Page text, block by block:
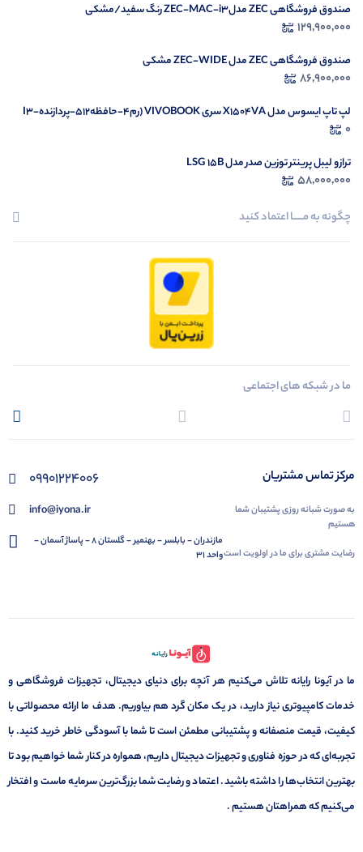
صندوق فروشگاهی ZEC مدلZEC-MAC-i3 رنگ سفید/مشکی
129,900,000
صندوق فروشگاهی ZEC مدل ZEC-WIDE مشکی
86,900,000
لپ تاپ ایسوس مدل X1504VA سری VIVOBOOK (رم4-حافظه512-پردازندهI3-
1335U)
0
ترازو لیبل پرینتر توزین صدر مدل LSG 15B
58,000,000
چگونه به مــــــا اعتماد کنید
ما در شبکه های اجتماعی
مرکز تماس مشتریان
به صورت شبانه روزی پشتیبان شما
هستیم
رضایت مشتری برای ما در اولویت است
09901224006
info@iyona.ir
مازندران - بابلسر - بهنمیر - گلستان 8 - پاساژ آسمان -
واحد 31
ما در آیونا رایانه تلاش می‌کنیم هر آنچه برای دنیای دیجیتال، تجهیزات فروشگاهی و
خدمات کامپیوتری نیاز دارید، در یک مکان گرد هم بیاوریم. هدف ما ارائه محصولاتی با
کیفیت، قیمت منصفانه و پشتیبانی مطمئن است تا شما با آسودگی خاطر خرید کنید. با
تجربه‌ای که در حوزه فناوری و تجهیزات دیجیتال داریم، همواره در کنار شما خواهیم بود تا
بهترین انتخاب‌ها را داشته باشید. اعتماد و رضایت شما بزرگ‌ترین سرمایه ماست و افتخار
می‌کنیم که همراهتان هستیم .